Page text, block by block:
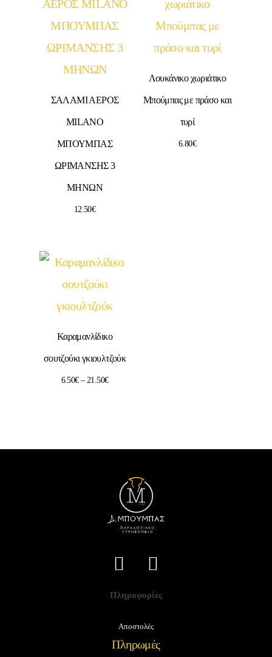
ΣΑΛΑΜΙ ΑΕΡΟΣ
MILANO
ΜΠΟΥΜΠΑΣ
ΩΡΙΜΑΝΣΗΣ 3
ΜΗΝΩΝ
12.50€
Λουκάνικο χωριάτικο
Μπούμπας με πράσο και
τυρί
6.80€
Καραμανλίδικο
σουτζούκι γκιουλτζούκ
6.50€– 21.50€
Πληροφορίες
Αποστολές
Πληρωμές